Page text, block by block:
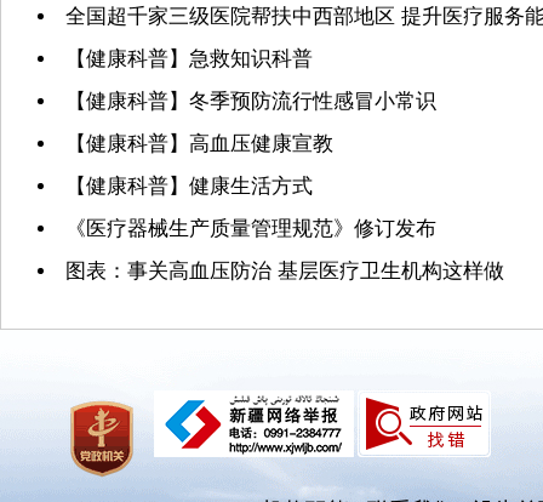
全国超千家三级医院帮扶中西部地区 提升医疗服务
【健康科普】急救知识科普
【健康科普】冬季预防流行性感冒小常识
【健康科普】高血压健康宣教
【健康科普】健康生活方式
《医疗器械生产质量管理规范》修订发布
图表：事关高血压防治 基层医疗卫生机构这样做